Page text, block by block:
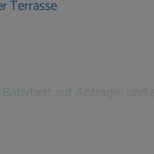
Terrasse
auf Anfrage) und